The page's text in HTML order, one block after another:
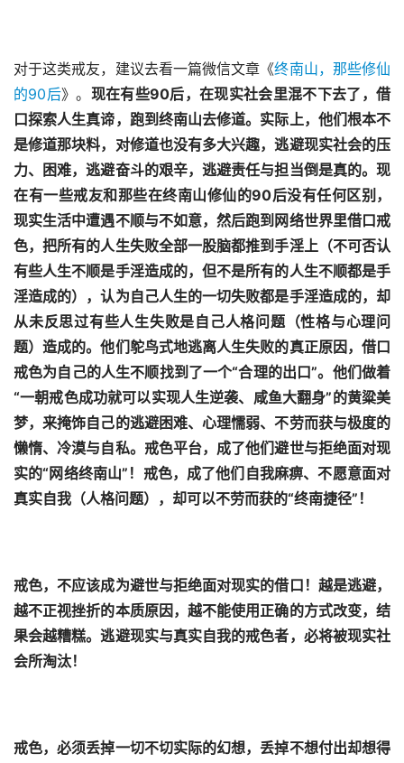
对于这类戒友，建议去看一篇微信文章《终南山，那些修仙
的90后》。 现在有些90后，在现实社会里混不下去了，借
口探索人生真谛，跑到终南山去修道。实际上，他们根本不
是修道那块料，对修道也没有多大兴趣，逃避现实社会的压
力、困难，逃避奋斗的艰辛，逃避责任与担当倒是真的。 现
在有一些戒友和那些在终南山修仙的90后没有任何区别，
现实生活中遭遇不顺与不如意，然后跑到网络世界里借口戒
色，把所有的人生失败全部一股脑都推到手淫上（不可否认
有些人生不顺是手淫造成的，但不是所有的人生不顺都是手
淫造成的），认为自己人生的一切失败都是手淫造成的，却
从未反思过有些人生失败是自己人格问题（性格与心理问
题）造成的。他们鸵鸟式地逃离人生失败的真正原因，借口
戒色为自己的人生不顺找到了一个“合理的出口”。他们做着
“一朝戒色成功就可以实现人生逆袭、咸鱼大翻身”的黄粱美
梦，来掩饰自己的逃避困难、心理懦弱、不劳而获与极度的
懒惰、冷漠与自私。戒色平台，成了他们避世与拒绝面对现
实的“网络终南山”！戒色，成了他们自我麻痹、不愿意面对
真实自我（人格问题），却可以不劳而获的“终南捷径”！
戒色，不应该成为避世与拒绝面对现实的借口！越是逃避，
越不正视挫折的本质原因，越不能使用正确的方式改变，结
果会越糟糕。逃避现实与真实自我的戒色者，必将被现实社
会所淘汰！
戒色，必须丢掉一切不切实际的幻想，丢掉不想付出却想得